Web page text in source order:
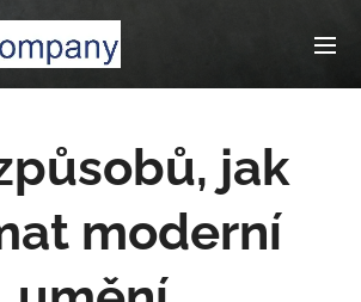
jak
moderní